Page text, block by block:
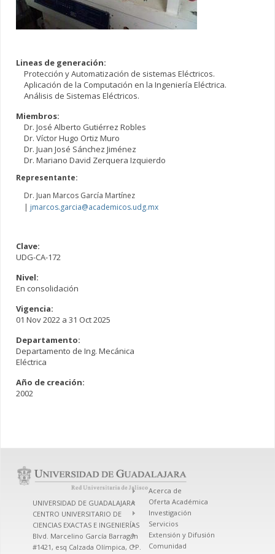
Lineas de generación:
Protección y Automatización de sistemas Eléctricos.
Aplicación de la Computación en la Ingeniería Eléctrica.
Análisis de Sistemas Eléctricos.
Miembros:
Dr. José Alberto Gutiérrez Robles
Dr. Víctor Hugo Ortiz Muro
Dr. Juan José Sánchez Jiménez
Dr. Mariano David Zerquera Izquierdo
Representante:
Dr. Juan Marcos García Martínez
| jmarcos.garcia@academicos.udg.mx
Clave:
UDG-CA-172
Nivel:
En consolidación
Vigencia:
01 Nov 2022 a 31 Oct 2025
Departamento:
Departamento de Ing. Mecánica
Eléctrica
Año de creación:
2002
UNIVERSIDAD DE GUADALAJARA
CENTRO UNIVERSITARIO DE
CIENCIAS EXACTAS E INGENIERÍAS
Blvd. Marcelino García Barragán
#1421, esq Calzada Olímpica, C.P.
Acerca de
Oferta Académica
Investigación
Servicios
Extensión y Difusión
Comunidad